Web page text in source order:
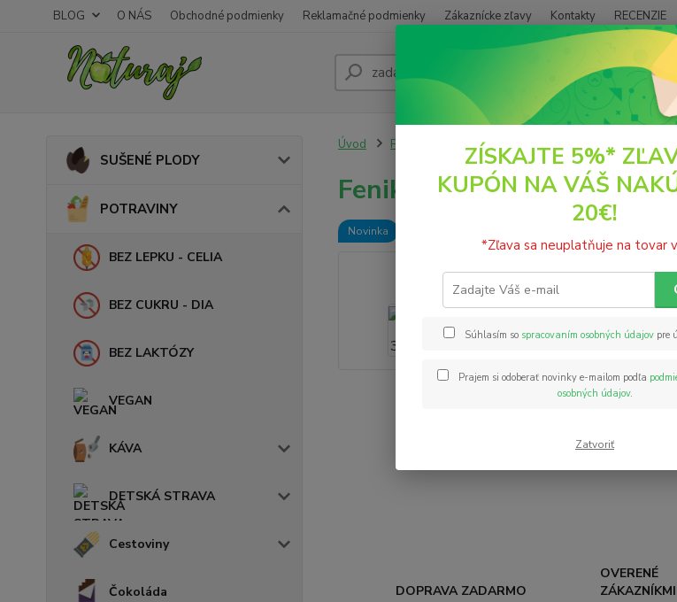
BLOG O NÁS Obchodné podmienky Reklamačné podmienky Zákaznícke zľavy Kontakty RECENZIE
Hľadať
SUŠENÉ PLODY
POTRAVINY
BEZ LEPKU - CELIA
BEZ CUKRU - DIA
BEZ LAKTÓZY
VEGAN
KÁVA
DETSKÁ STRAVA
Cestoviny
Čokoláda
Úvod POTRAVINY Koreniny Fenikel celý BIO korenie
Fenikel celý BIO korenie
Novinka
DOPRAVA ZADARMO
OVERENÉ
ZÁKAZNÍKMI
ZÍSKAJTE 5%*
KUPÓN NA VÁŠ
20€!
*Zľava sa neuplatňuje na tovar
Súhlasím so spracovaním osobných údajov pre
Prajem si odoberať novinky e-mailom podľa
osobných údajov.
Zatvoriť